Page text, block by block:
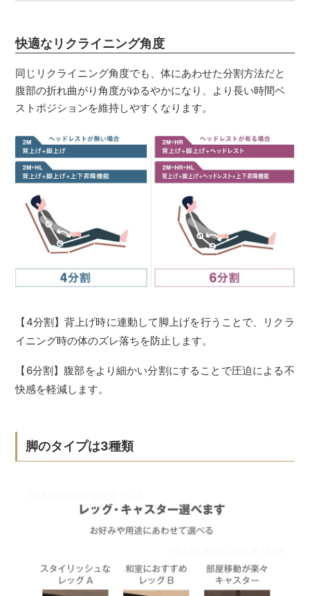
快適なリクライニング角度
同じリクライニング角度でも、体にあわせた分割方法だと
腹部の折れ曲がり角度がゆるやかになり、より長い時間ベ
ストポジションを維持しやすくなります。
【4分割】背上げ時に連動して脚上げを行うことで、リクラ
イニング時の体のズレ落ちを防止します。
【6分割】腹部をより細かい分割にすることで圧迫による不
快感を軽減します。
脚のタイプは3種類